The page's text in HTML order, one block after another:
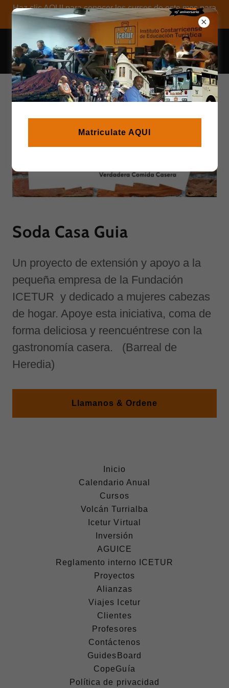
Haz clic AQUI para conocer los cursos de este mes para
certificarse o recertificarse
Soda Casa Guia
Un proyecto de extensión y apoyo a la
pequeña empresa de la Fundación
ICETUR y dedicado a mujeres cabezas
de hogar. Apoye esta iniciativa, coma de
forma deliciosa y reencuéntrese con la
gastronomía casera. (Barreal de
Heredia)
Llamanos & Ordene
Inicio
Calendario Anual
Cursos
Volcán Turrialba
Icetur Virtual
Inversión
AGUICE
Reglamento interno ICETUR
Proyectos
Alianzas
Viajes Icetur
Clientes
Profesores
Contáctenos
GuidesBoard
CopeGuía
Política de privacidad
Matriculate AQUI